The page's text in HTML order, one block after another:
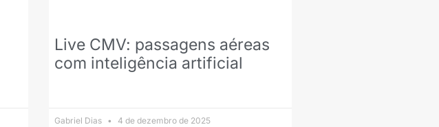
Live CMV: passagens aéreas
com inteligência artificial
Gabriel Dias 4 de dezembro de 2025